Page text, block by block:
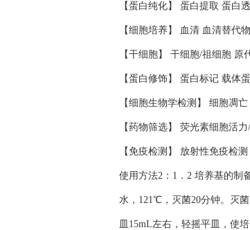
【蛋白纯化】 蛋白提取 蛋白
【细胞培养】 血清 血清替代
【干细胞】 干细胞/祖细胞 原
【蛋白修饰】 蛋白标记 载体
【细胞生物学检测】 细胞凋
【药物筛选】 荧光素细胞活
【免疫检测】 放射性免疫检
使用方法2：1．2 培养基的制
水，121℃，灭菌20分钟。灭
皿15mL左右，轻摇平皿，使